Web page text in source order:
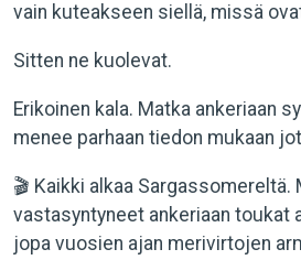
vain kuteakseen siellä, missä
Sitten ne kuolevat.
Erikoinen kala. Matka ankeriaan
menee parhaan tiedon mukaan
🎬 Kaikki alkaa Sargassomereltä.
vastasyntyneet ankeriaan toukat
jopa vuosien ajan merivirtojen